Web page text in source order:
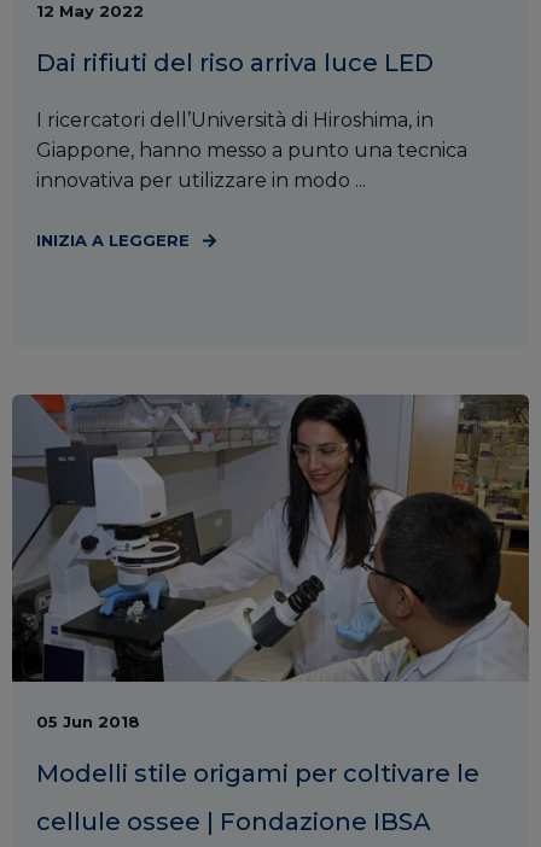
12 May 2022
Dai rifiuti del riso arriva luce LED
I ricercatori dell’Università di Hiroshima, in
Giappone, hanno messo a punto una tecnica
innovativa per utilizzare in modo ...
INIZIA A LEGGERE
05 Jun 2018
Modelli stile origami per coltivare le
cellule ossee | Fondazione IBSA